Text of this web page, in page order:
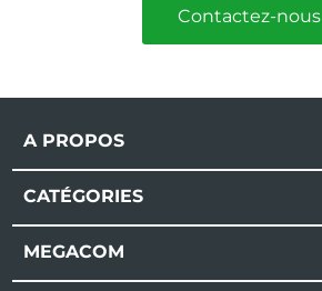
Contactez-nous
A PROPOS
CATÉGORIES
MEGACOM